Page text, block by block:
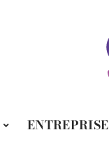
ENTREPRISE